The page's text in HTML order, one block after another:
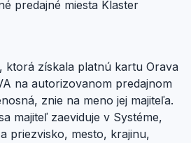
predajné miesta Klaster
ktorá získala platnú kartu Orava
na autorizovanom predajnom
znie na meno jej majiteľa.
majiteľ zaeviduje v Systéme,
priezvisko, mesto, krajinu,